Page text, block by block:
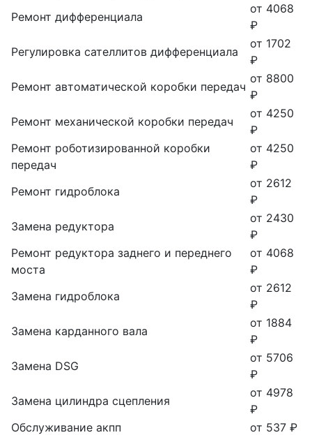
Ремонт дифференциала
от 4068
₽
Регулировка сателлитов дифференциала
от 1702
₽
Ремонт автоматической коробки передач
от 8800
₽
Ремонт механической коробки передач
от 4250
₽
Ремонт роботизированной коробки
передач
от 4250
₽
Ремонт гидроблока
от 2612
₽
Замена редуктора
от 2430
₽
Ремонт редуктора заднего и переднего
моста
от 4068
₽
Замена гидроблока
от 2612
₽
Замена карданного вала
от 1884
₽
Замена DSG
от 5706
₽
Замена цилиндра сцепления
от 4978
₽
Обслуживание акпп
от 537 ₽